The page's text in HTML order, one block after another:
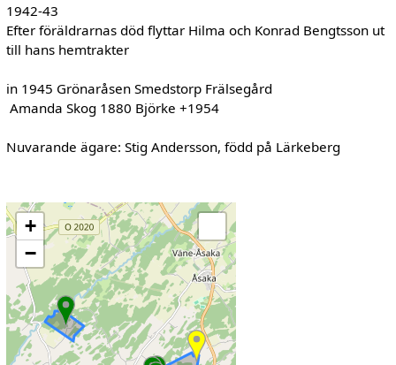
1942-43
Efter föräldrarnas död flyttar Hilma och Konrad Bengtsson ut
till hans hemtrakter
in 1945 Grönaråsen Smedstorp Frälsegård
Amanda Skog 1880 Björke +1954
Nuvarande ägare: Stig Andersson, född på Lärkeberg
+
−